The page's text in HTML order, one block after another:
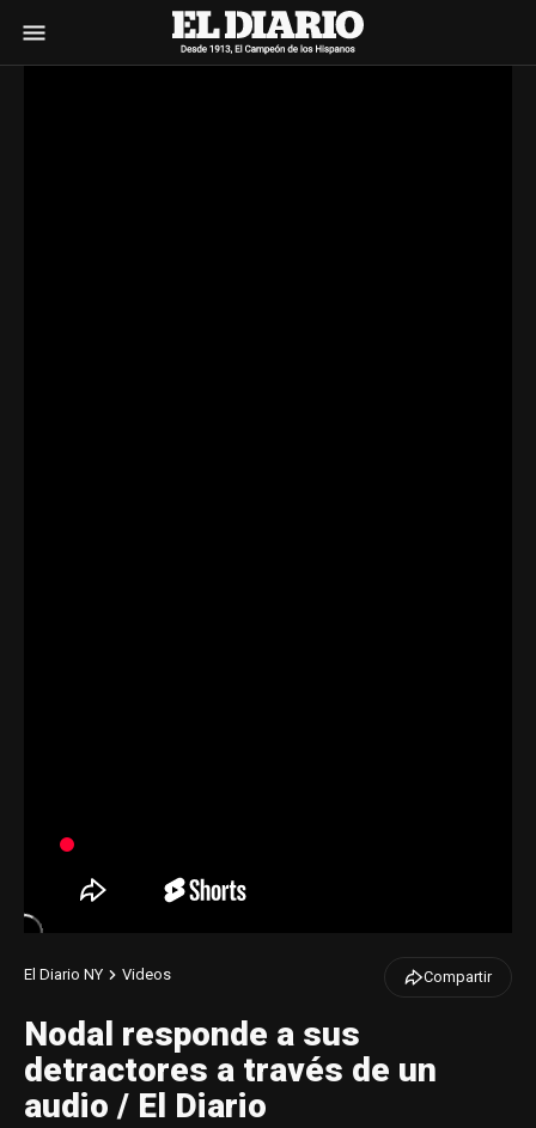
El Diario NY Videos Compartir
Nodal responde a sus
detractores a través de un
audio / El Diario